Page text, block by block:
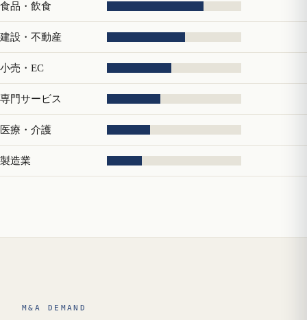
食品・飲食
建設・不動産
小売・EC
専門サービス
医療・介護
製造業
M&A DEMAND